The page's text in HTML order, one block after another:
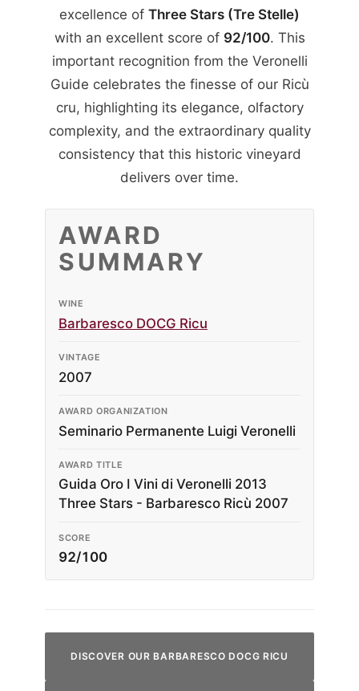
excellence of Three Stars (Tre Stelle)
with an excellent score of 92/100. This
important recognition from the Veronelli
Guide celebrates the finesse of our Ricù
cru, highlighting its elegance, olfactory
complexity, and the extraordinary quality
consistency that this historic vineyard
delivers over time.
AWARD
SUMMARY
WINE
Barbaresco DOCG Ricu
VINTAGE
2007
AWARD ORGANIZATION
Seminario Permanente Luigi Veronelli
AWARD TITLE
Guida Oro I Vini di Veronelli 2013
Three Stars - Barbaresco Ricù 2007
SCORE
92/100
DISCOVER OUR BARBARESCO DOCG RICU